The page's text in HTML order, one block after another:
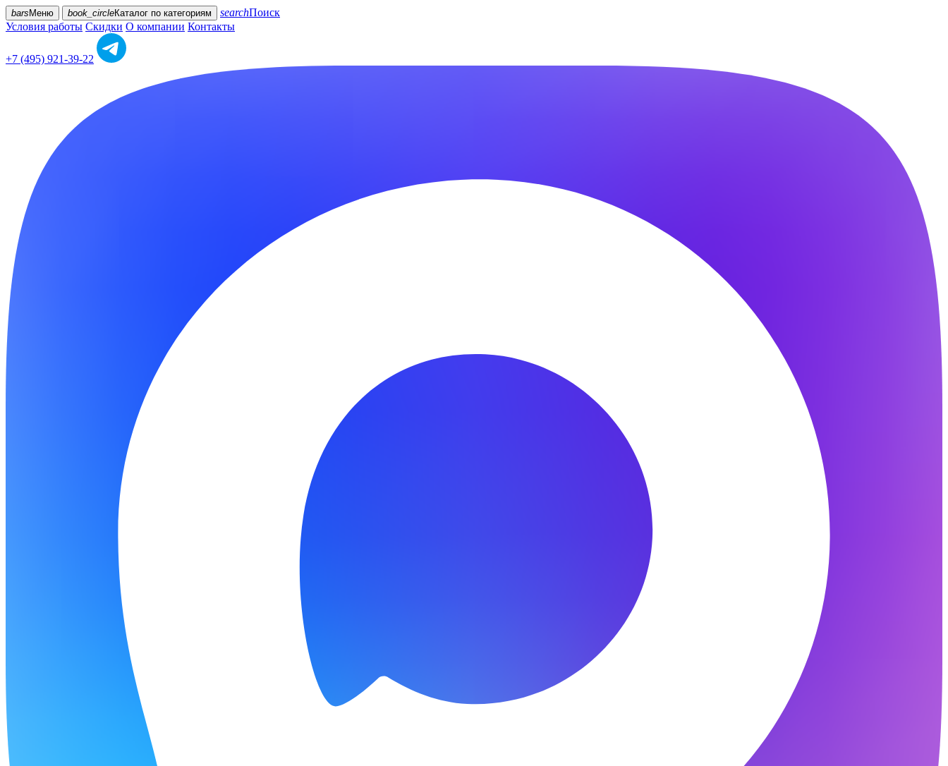
bars Меню book_circleКаталог по категориям searchПоиск
Условия работы Скидки О компании Контакты
+7 (495) 921-39-22